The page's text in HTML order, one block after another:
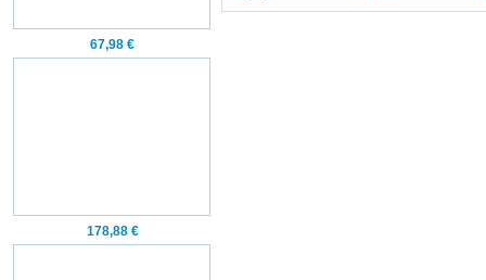
67,98 €
178,88 €